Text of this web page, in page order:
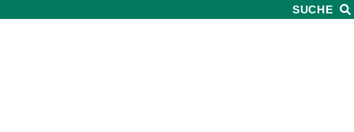
SUCHE